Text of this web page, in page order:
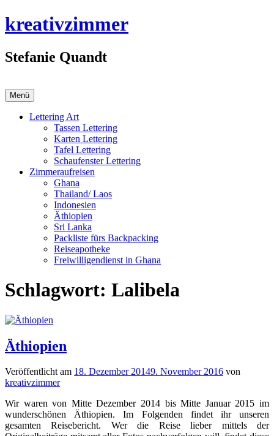
Zum
Inhalt
kreativzimmer
Stefanie Quandt
Menü
Lettering Art
Tassen Lettering
Karten Lettering
Tafel Lettering
Schaufenster Lettering
Zimmeraufreisen
Ghana
Thailand/ Laos
Indonesien
Äthiopien
Sri Lanka
Packliste fürs Backpacking
Reiseapotheke
Freiwilligendienst in Ghana
Schlagwort: Lalibela
Äthiopien
Veröffentlicht am 18. Dezember 20149. November 2016 von
kreativzimmer
Wir waren von Mitte Dezember 2014 bis Mitte Januar 2015 im
wunderschönen Äthiopien. Im Folgenden findet ihr unseren
gesamten Reisebericht. Wer die Reise lieber mittels der